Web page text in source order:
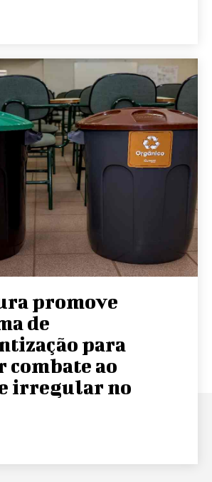
promove
de
para
combate ao
irregular no